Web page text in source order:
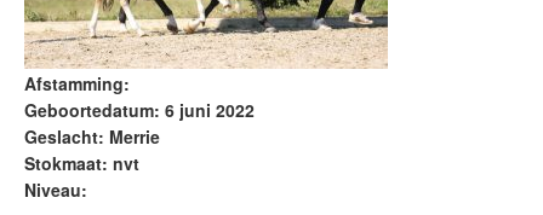
Afstamming:
Geboortedatum: 6 juni 2022
Geslacht: Merrie
Stokmaat: nvt
Niveau: